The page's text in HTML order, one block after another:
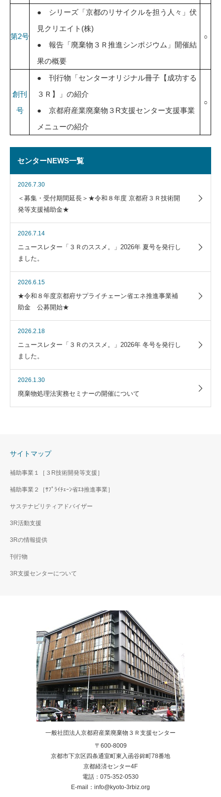
第2号
● シリーズ「京都のリサイクルを担う人々」伏
見クリエイト(株)
● 報告「廃棄物３Ｒ推進シンポジウム」開催結
果の概要
○
創刊
号
● 刊行物「センターオリジナル冊子【成功する
３Ｒ】」の紹介
● 京都府産業廃棄物３R支援センター支援事業
メニューの紹介
○
センターNEWS一覧
2026.7.30
＜募集・受付期間延長＞★令和８年度 京都府３Ｒ技術開
発等支援補助金★
2026.7.14
ニュースレター「３Ｒのススメ。」2026年 夏号を発行し
ました。
2026.6.15
★令和８年度京都府サプライチェーン省エネ推進事業補
助金 公募開始★
2026.2.18
ニュースレター「３Ｒのススメ。」2026年 冬号を発行し
ました。
2026.1.30
廃棄物処理法実務セミナーの開催について
サイトマップ
補助事業１［３R技術開発等支援］
補助事業２［ｻﾌﾟﾗｲﾁｪｰﾝ省ｴﾈ推進事業］
サステナビリティアドバイザー
3R活動支援
3Rの情報提供
刊行物
3R支援センターについて
一般社団法人京都府産業廃棄物３Ｒ支援センター
〒600-8009
京都市下京区四条通室町東入函谷鉾町78番地
京都経済センター4F
電話：075-352-0530
E-mail：info@kyoto-3rbiz.org